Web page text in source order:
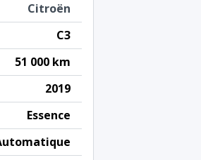
Citroën
C3
51 000 km
2019
Essence